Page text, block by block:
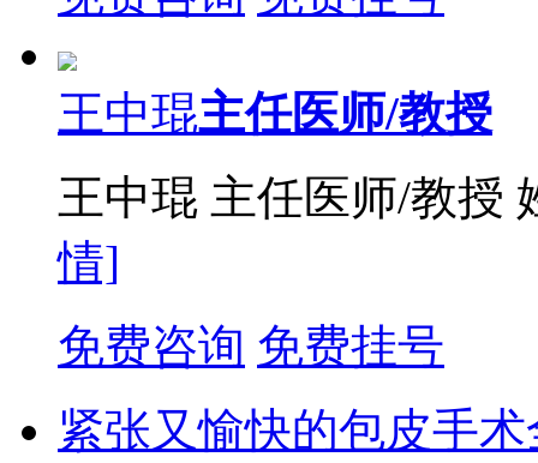
王中琨主任医师/教授
王中琨 主任医师/教授
情]
免费咨询 免费挂号
紧张又愉快的包皮手